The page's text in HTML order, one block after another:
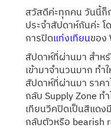
สวัสดีค่ะทุกคนวันนี้ก็
ประจำสัปดาห์กันค่ะ โ
การปิดแท่งเทียนของ
สัปดาห์ที่ผ่านมา สำห
เข้ามาจำนวนมาก ทำ
สัปดาห์ที่ผ่านมา ราค
กลับ Supply Zone ท
เทียนวีคปิดเป็นสีแดง
กลับตัวหรือ bearish